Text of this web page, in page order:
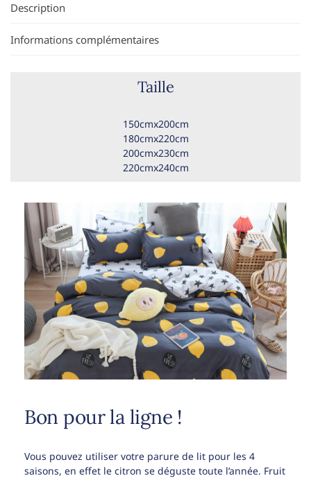
Description
Informations complémentaires
Taille
150cmx200cm
180cmx220cm
200cmx230cm
220cmx240cm
Bon pour la ligne !
Vous pouvez utiliser votre parure de lit pour les 4
saisons, en effet le citron se déguste toute l’année. Fruit